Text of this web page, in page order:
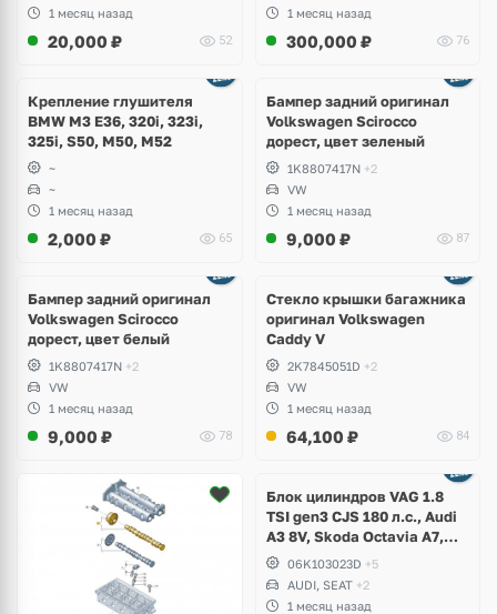
1 месяц назад
20,000 ₽ 52
1 месяц назад
300,000 ₽ 76
Крепление глушителя
BMW M3 E36, 320i, 323i,
325i, S50, M50, M52
~
~
1 месяц назад
2,000 ₽ 65
Бампер задний оригинал
Volkswagen Scirocco
дорест, цвет зеленый
1K8807417N +2
VW
1 месяц назад
9,000 ₽ 87
Бампер задний оригинал
Volkswagen Scirocco
дорест, цвет белый
1K8807417N +2
VW
1 месяц назад
9,000 ₽ 78
Стекло крышки багажника
оригинал Volkswagen
Caddy V
2K7845051D +2
VW
1 месяц назад
64,100 ₽ 84
2 фото
Блок цилиндров VAG 1.8
TSI gen3 CJS 180 л.с., Audi
A3 8V, Skoda Octavia A7,
Superb, Volkswagen Passat
B8, Golf VII Alltrack, Seat
Leon
06K103023D +5
AUDI, SEAT +2
1 месяц назад